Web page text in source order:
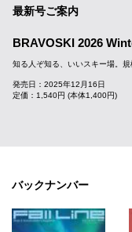
最新号ご案内
BRAVOSKI 2026
知る人ぞ知る、いいスキー場。
発売日：2025年12月16日
定価：1,540円 (本体1,400円)
バックナンバー